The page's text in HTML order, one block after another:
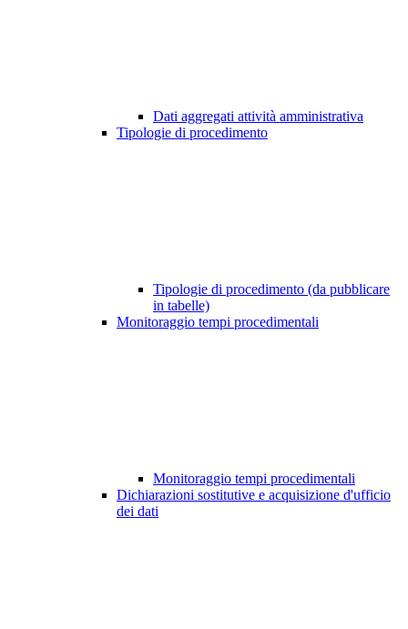
Dati aggregati attività amministrativa
Tipologie di procedimento
Tipologie di procedimento (da pubblicare
in tabelle)
Monitoraggio tempi procedimentali
Monitoraggio tempi procedimentali
Dichiarazioni sostitutive e acquisizione d'ufficio
dei dati